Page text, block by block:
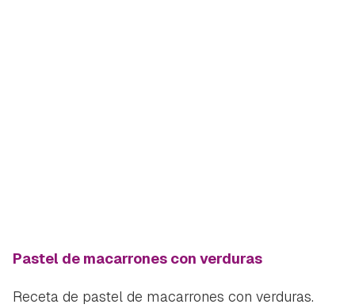
Pastel de macarrones con verduras
Receta de pastel de macarrones con verduras.